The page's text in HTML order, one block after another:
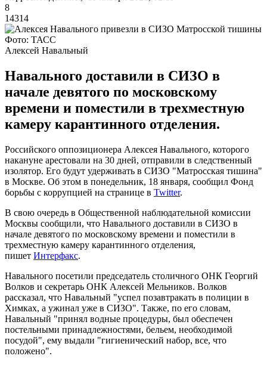
8
14314
Фото: ТАСС
Алексей Навальный
Навального доставили в СИЗО в
начале девятого по московскому
времени и поместили в трехместную
камеру карантинного отделения.
Российского оппозиционера Алексея Навального, которого
накануне арестовали на 30 дней, отправили в следственный
изолятор. Его будут удерживать в СИЗО "Матросская тишина"
в Москве. Об этом в понедельник, 18 января, сообщил Фонд
борьбы с коррупцией на странице в Twitter.
В свою очередь в Общественной наблюдательной комиссии
Москвы сообщили, что Навального доставили в СИЗО в
начале девятого по московскому времени и поместили в
трехместную камеру карантинного отделения,
пишет Интерфакс.
Навального посетили председатель столичного ОНК Георгий
Волков и секретарь ОНК Алексей Мельников. Волков
рассказал, что Навальный "успел позавтракать в полиции в
Химках, а ужинал уже в СИЗО". Также, по его словам,
Навальный "принял водные процедуры, был обеспечен
постельными принадлежностями, бельем, необходимой
посудой", ему выдали "гигиенический набор, все, что
положено".